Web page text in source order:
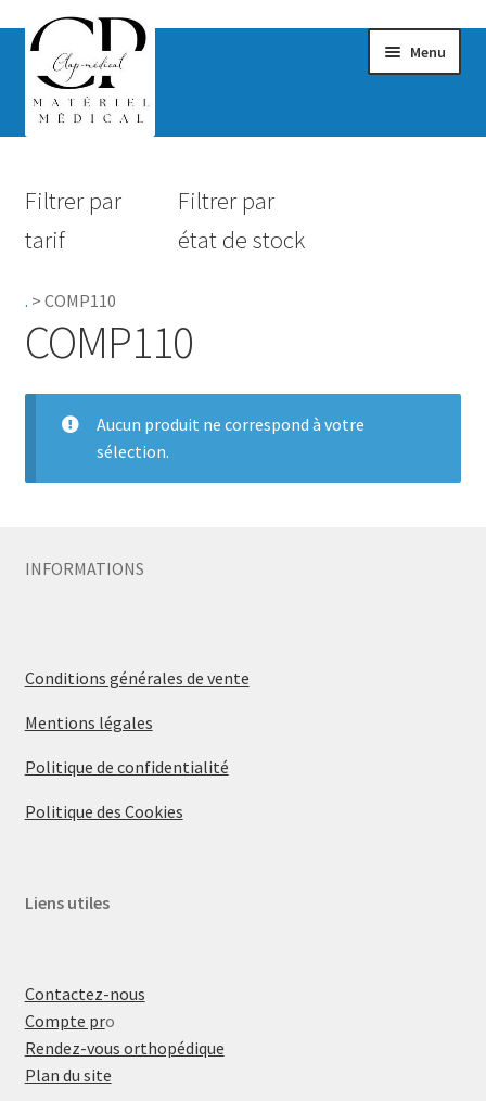
Menu
Hygiène
Accessoires Salle de bain
Pro.
Filtrer par
tarif
Filtrer par
état de stock
. > COMP110
COMP110
Aucun produit ne correspond à votre
sélection.
INFORMATIONS
Conditions générales de vente
Mentions légales
Politique de confidentialité
Politique des Cookies
Liens utiles
Contactez-nous
Compte pro
Rendez-vous orthopédique
Plan du site